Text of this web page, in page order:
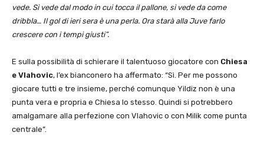
vede. Si vede dal modo in cui tocca il pallone, si vede da come
dribbla… Il gol di ieri sera è una perla. Ora starà alla Juve farlo
crescere con i tempi giusti”.
E sulla possibilità di schierare il talentuoso giocatore con Chiesa
e Vlahovic, l’ex bianconero ha affermato: “Sì. Per me possono
giocare tutti e tre insieme, perché comunque Yildiz non è una
punta vera e propria e Chiesa lo stesso. Quindi si potrebbero
amalgamare alla perfezione con Vlahovic o con Milik come punta
centrale”.